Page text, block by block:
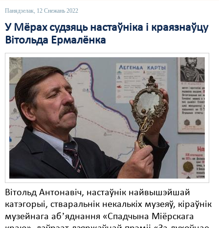
Панядзелак, 12 Снежань 2022
У Мёрах судзяць настаўніка і краязнаўцу
Вітольда Ермалёнка
Вітольд Антонавіч, настаўнік найвышэйшай
катэгорыі, стваральнік некалькіх музеяў, кіраўнік
музейнага абʼяднання «Спадчына Міёрскага
Рознае
Свабода слова
Свабода сумленьня
Суд
Сьмяротнае пакараньне
Экалёгія
Правы працоўных
Сацыяльныя правы